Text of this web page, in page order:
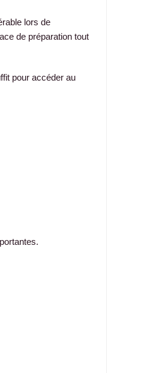
lors de
de préparation tout
pour accéder au